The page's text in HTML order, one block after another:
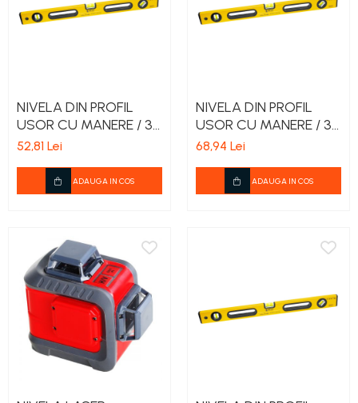
NIVELA DIN PROFIL
USOR CU MANERE / 3
BULE - 600MM
52,81 Lei
ADAUGA IN COS
NIVELA DIN PROFIL
USOR CU MANERE / 3
BULE - 800MM
68,94 Lei
ADAUGA IN COS